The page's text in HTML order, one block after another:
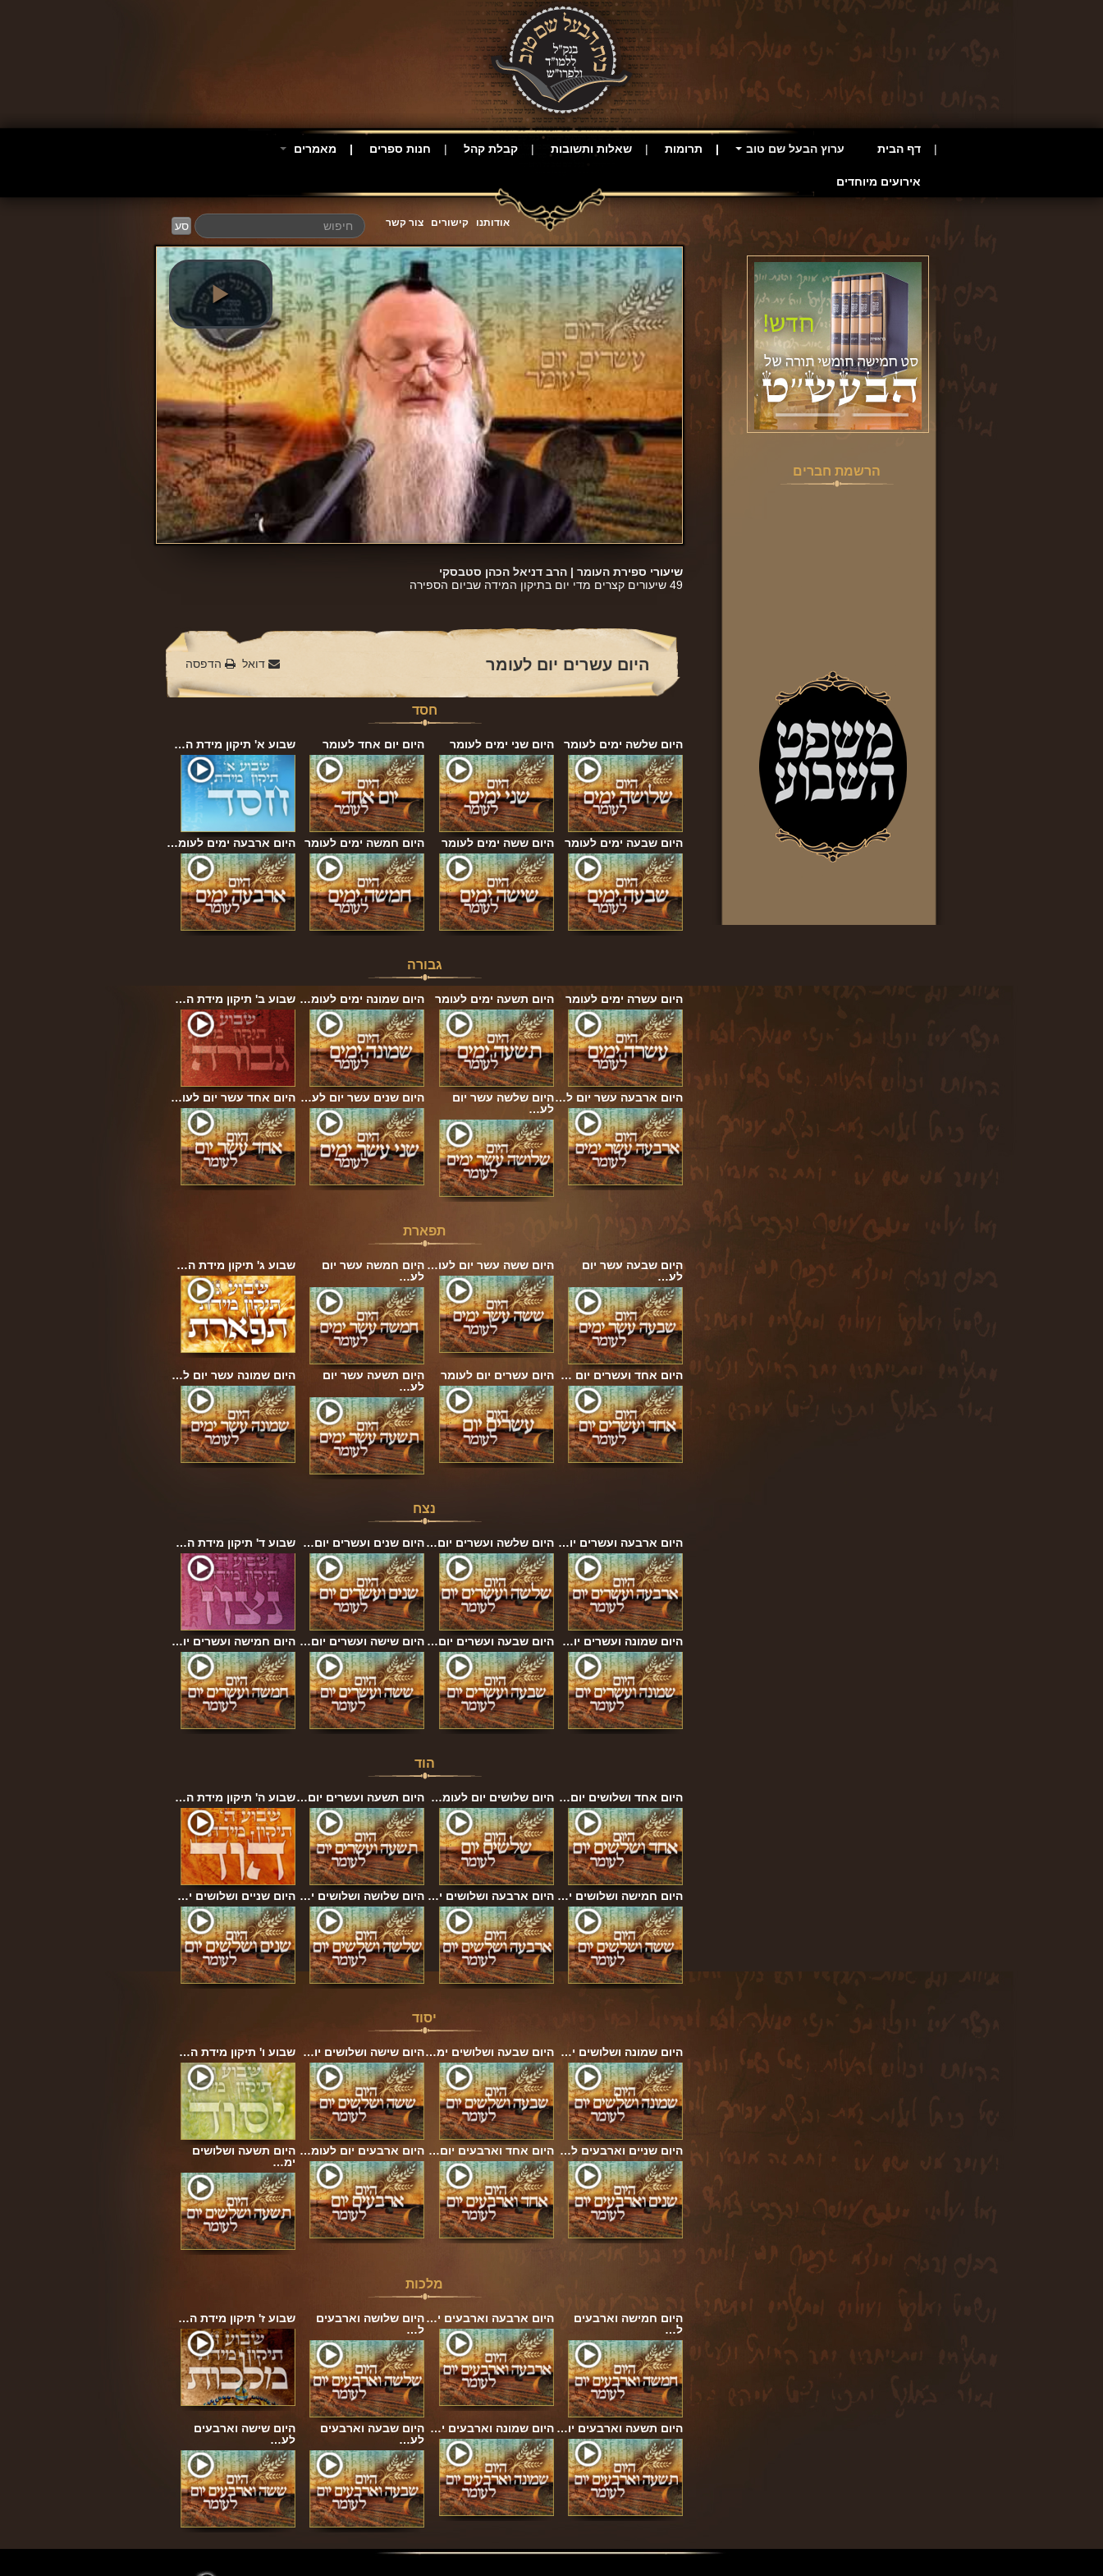
דף הבית ערוץ הבעל שם טוב תרומות שאלות ותשובות קבלת קהל חנות ספרים מאמרים
אירועים מיוחדים
סע אודותנו קישורים צור קשר
שיעורי ספירת העומר | הרב דניאל הכהן סטבסקי
49 שיעורים קצרים מדי יום בתיקון המידה שביום הספירה
היום עשרים יום לעומר הדפסה דואל
חסד
שבוע א' תיקון מידת ה… היום יום אחד לעומר היום שני ימים לעומר היום שלשה ימים לעומר
היום ארבעה ימים לעומ… היום חמשה ימים לעומר היום ששה ימים לעומר היום שבעה ימים לעומר
גבורה
שבוע ב' תיקון מידת ה… היום שמונה ימים לעומ… היום תשעה ימים לעומר היום עשרה ימים לעומר
היום אחד עשר יום לעו… היום שנים עשר יום לע…
היום שלשה עשר יום
לע…
היום ארבעה עשר יום ל…
תפארת
שבוע ג' תיקון מידת ה…
היום חמשה עשר יום
לע…
היום ששה עשר יום לעו…
היום שבעה עשר יום
לע…
היום שמונה עשר יום ל…
היום תשעה עשר יום
לע…
היום עשרים יום לעומר היום אחד ועשרים יום …
נצח
שבוע ד' תיקון מידת ה… היום שנים ועשרים יום…היום שלשה ועשרים יום… היום ארבעה ועשרים יו…
היום חמישה ועשרים יו… היום שישה ועשרים יום… היום שבעה ועשרים יום… היום שמונה ועשרים יו…
הוד
שבוע ה' תיקון מידת ה…היום תשעה ועשרים יום… היום שלושים יום לעומ… היום אחד ושלושים יום…
היום שניים ושלושים י… היום שלושה ושלושים י… היום ארבעה ושלושים י… היום חמישה ושלושים י…
יסוד
שבוע ו' תיקון מידת ה… היום שישה ושלושים יו…היום שבעה ושלושים ימ… היום שמונה ושלושים י…
היום תשעה ושלושים
ימ…
היום ארבעים יום לעומ… היום אחד וארבעים יום… היום שניים וארבעים ל…
מלכות
שבוע ז' תיקון מידת ה…
היום שלושה וארבעים
ל…
היום ארבעה וארבעים י…
היום חמישה וארבעים
ל…
היום שישה וארבעים
לע…
היום שבעה וארבעים
לע…
היום שמונה וארבעים י… היום תשעה וארבעים יו…
הרשמת חברים